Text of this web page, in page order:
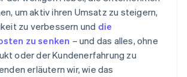
um aktiv ihren Umsatz zu steigern,
zu verbessern und die
zu senken – und das alles, ohne
oder der Kundenerfahrung zu
erläutern wir, wie das